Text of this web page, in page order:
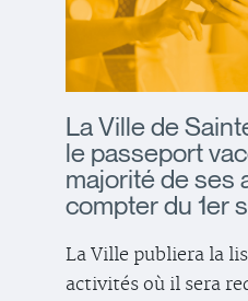
La Ville de
le passeport
majorité de ses
compter du 1er
La Ville publiera la
activités où il sera